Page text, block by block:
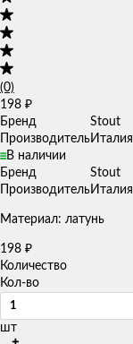
(0)
198 ₽
Бренд
Stout
ПроизводительИталия
В наличии
Бренд
Stout
ПроизводительИталия
Материал: латунь
198 ₽
Количество
Кол-во
шт